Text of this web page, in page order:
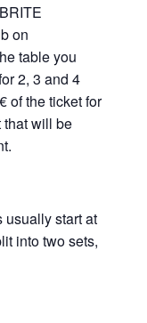
on
table you
2, 3 and 4
of the ticket for
that will be
usually start at
into two sets,